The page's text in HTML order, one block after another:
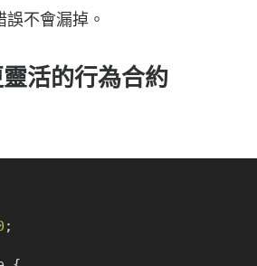
不會漏掉。
活的行為合約
;